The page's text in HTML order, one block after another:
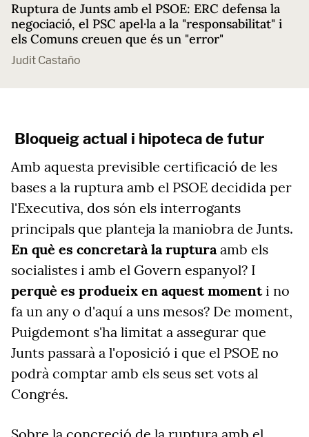
Ruptura de Junts amb el PSOE: ERC defensa la
negociació, el PSC apel·la a la "responsabilitat" i
els Comuns creuen que és un "error"
Judit Castaño
Bloqueig actual i hipoteca de futur
Amb aquesta previsible certificació de les
bases a la ruptura amb el PSOE decidida per
l'Executiva, dos són els interrogants
principals que planteja la maniobra de Junts.
En què es concretarà la rupturaamb els
socialistes i amb el Govern espanyol? I
perquè es produeix en aquest momenti no
fa un any o d'aquí a uns mesos? De moment,
Puigdemont s'ha limitat a assegurar que
Junts passarà a l'oposició i que el PSOE no
podrà comptar amb els seus set vots al
Congrés.